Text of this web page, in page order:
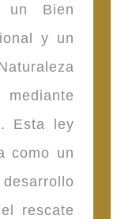
un Bien
y un
Esta ley
como un
rescate